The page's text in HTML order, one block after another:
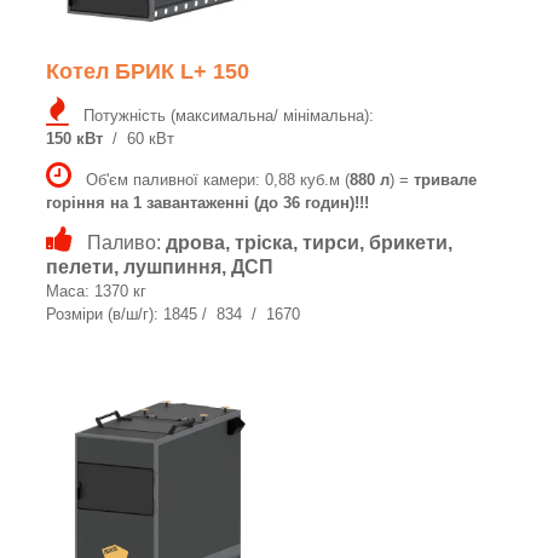
Котел БРИК L+ 150
Потужність (максимальна/ мінімальна):
150 кВт / 60 кВт
Об'єм паливної камери: 0,88 куб.м (880 л) = тривале
горіння на 1 завантаженні (до 36 годин)!!!
Паливо: дрова, тріска, тирси, брикети,
пелети, лушпиння, ДСП
Маса: 1370 кг
Розміри (в/ш/г): 1845 / 834 / 1670